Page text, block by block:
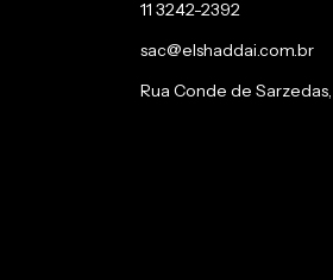
11 3242-2392
sac@elshaddai.com.br
Rua Conde de